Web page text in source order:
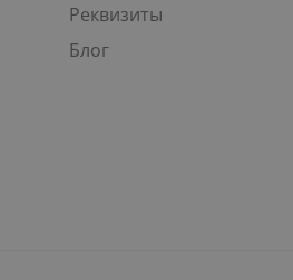
Реквизиты
Блог